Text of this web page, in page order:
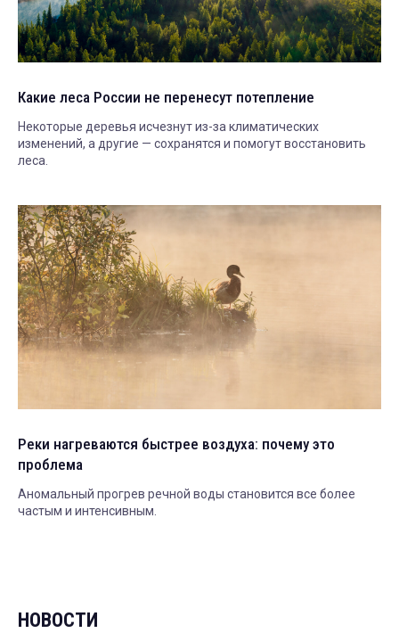
Какие леса России не перенесут потепление
Некоторые деревья исчезнут из-за климатических
изменений, а другие — сохранятся и помогут восстановить
леса.
Реки нагреваются быстрее воздуха: почему это
проблема
Аномальный прогрев речной воды становится все более
частым и интенсивным.
НОВОСТИ